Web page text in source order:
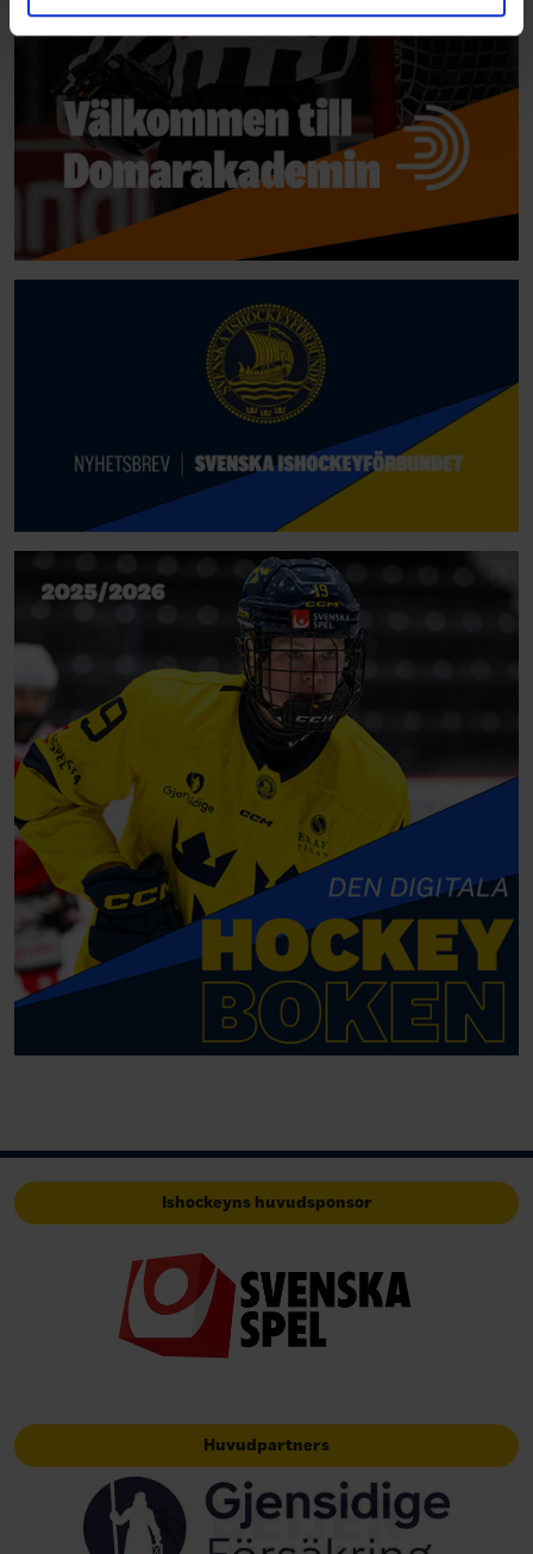
Ishockeyns huvudsponsor
Huvudpartners